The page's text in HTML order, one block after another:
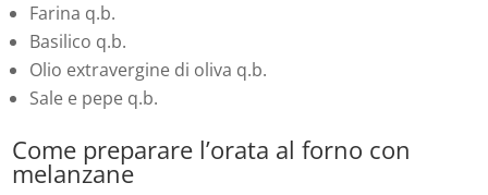
Farina q.b.
Basilico q.b.
Olio extravergine di oliva q.b.
Sale e pepe q.b.
Come preparare l’orata al forno con
melanzane